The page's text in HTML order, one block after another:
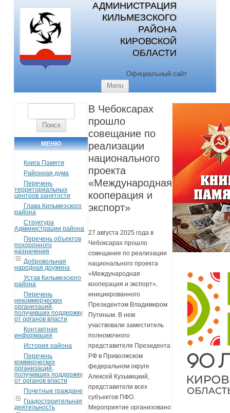
АДМИНИСТРАЦИЯ
КИЛЬМЕЗСКОГО
РАЙОНА
КИРОВСКОЙ
ОБЛАСТИ
Официальный сайт
Menu
МЕНЮ
Книга Памяти
Районная дума
Перечень
территориальных
центров занятости
Глава Кильмезского
района
Структура
Администрации района
Перечень объектов
похоронного
назначения
Добровольная
народная дружина
Устав Кильмезского
района
Перечень
некоммерческих
организаций,
получивших поддержку
от органов власти
Контактная
информация
История района
Перечень
коммерческих
организаций,
получивших поддержку
от органов власти
Почетные граждане
Градостроительная
деятельность
В Чебоксарах
прошло
совещание по
реализации
национального
проекта
«Международная
кооперация и
экспорт»
27 августа 2025 года в
Чебоксарах прошло
совещание по реализации
национального проекта
«Международная
кооперация и экспорт»,
инициированного
Президентом Владимиром
Путиным. В нем
участвовали заместитель
полномочного
представителя Президента
РФ в Приволжском
федеральном округе
Алексей Кузьмицкий,
представители всех
субъектов ПФО.
Мероприятие организовано